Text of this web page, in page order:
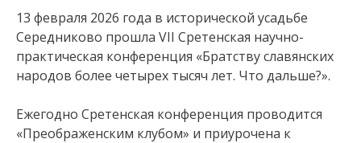
13 февраля 2026 года в исторической усадьбе
Середниково прошла VII Сретенская научно-
практическая конференция «Братству славянских
народов более четырех тысяч лет. Что дальше?».
Ежегодно Сретенская конференция проводится
«Преображенским клубом» и приурочена к